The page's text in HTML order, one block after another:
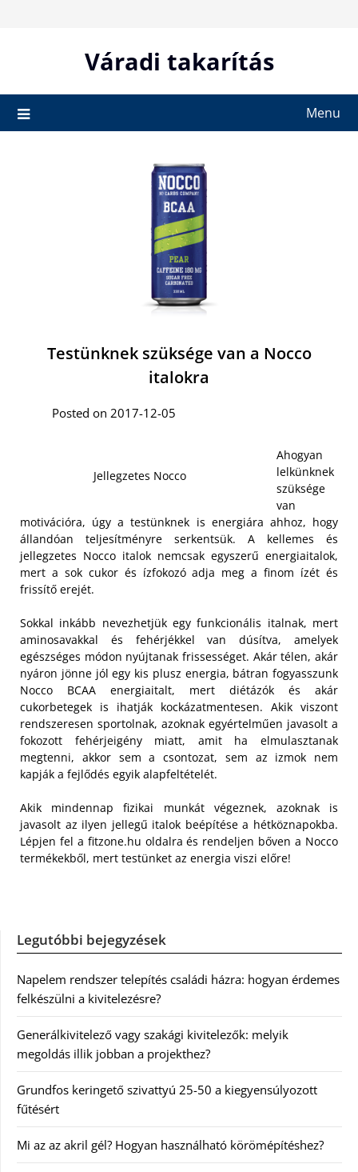
Váradi takarítás
Menu
Testünknek szüksége van a Nocco
italokra
Posted on 2017-12-05
Jellegzetes Nocco
Ahogyan
lelkünknek
szüksége
van
motivációra, úgy a testünknek is energiára ahhoz, hogy
állandóan teljesítményre serkentsük. A kellemes és
jellegzetes Nocco italok nemcsak egyszerű energiaitalok,
mert a sok cukor és ízfokozó adja meg a finom ízét és
frissítő erejét.
Sokkal inkább nevezhetjük egy funkcionális italnak, mert
aminosavakkal és fehérjékkel van dúsítva, amelyek
egészséges módon nyújtanak frissességet. Akár télen, akár
nyáron jönne jól egy kis plusz energia, bátran fogyasszunk
Nocco BCAA energiaitalt, mert diétázók és akár
cukorbetegek is ihatják kockázatmentesen. Akik viszont
rendszeresen sportolnak, azoknak egyértelműen javasolt a
fokozott fehérjeigény miatt, amit ha elmulasztanak
megtenni, akkor sem a csontozat, sem az izmok nem
kapják a fejlődés egyik alapfeltételét.
Akik mindennap fizikai munkát végeznek, azoknak is
javasolt az ilyen jellegű italok beépítése a hétköznapokba.
Lépjen fel a fitzone.hu oldalra és rendeljen bőven a Nocco
termékekből, mert testünket az energia viszi előre!
Legutóbbi bejegyzések
Napelem rendszer telepítés családi házra: hogyan érdemes
felkészülni a kivitelezésre?
Generálkivitelező vagy szakági kivitelezők: melyik
megoldás illik jobban a projekthez?
Grundfos keringető szivattyú 25-50 a kiegyensúlyozott
fűtésért
Mi az az akril gél? Hogyan használható körömépítéshez?